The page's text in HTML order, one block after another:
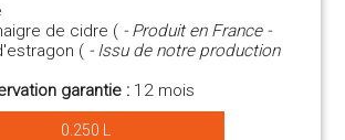
de cidre ( - Produit en France -
( - Issu de notre production
garantie : 12 mois
0.250 L